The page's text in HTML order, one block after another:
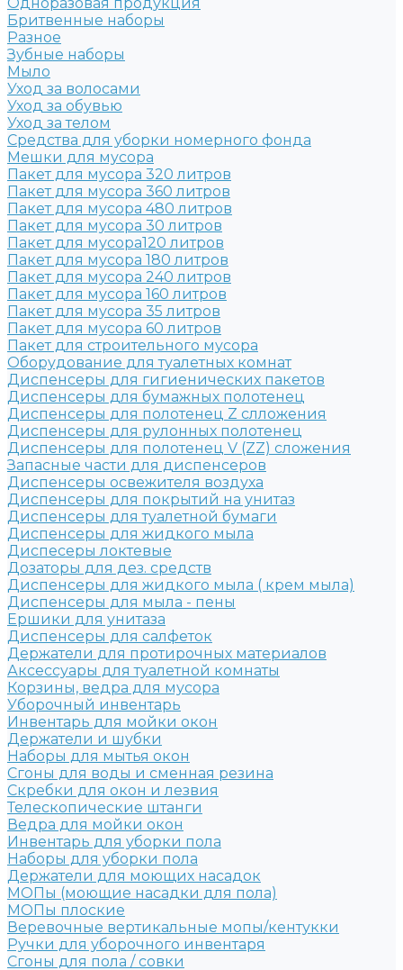
Бритвенные наборы
Разное
Зубные наборы
Мыло
Уход за волосами
Уход за обувью
Уход за телом
Средства для уборки номерного фонда
Мешки для мусора
Пакет для мусора 320 литров
Пакет для мусора 360 литров
Пакет для мусора 480 литров
Пакет для мусора 30 литров
Пакет для мусора120 литров
Пакет для мусора 180 литров
Пакет для мусора 240 литров
Пакет для мусора 160 литров
Пакет для мусора 35 литров
Пакет для мусора 60 литров
Пакет для строительного мусора
Оборудование для туалетных комнат
Диспенсеры для гигиенических пакетов
Диспенсеры для бумажных полотенец
Диспенсеры для полотенец Z слложения
Диспенсеры для рулонных полотенец
Диспенсеры для полотенец V (ZZ) сложения
Запасные части для диспенсеров
Диспенсеры освежителя воздуха
Диспенсеры для покрытий на унитаз
Диспенсеры для туалетной бумаги
Диспенсеры для жидкого мыла
Диспесеры локтевые
Дозаторы для дез. средств
Диспенсеры для жидкого мыла ( крем мыла)
Диспенсеры для мыла - пены
Ершики для унитаза
Диспенсеры для салфеток
Держатели для протирочных материалов
Аксессуары для туалетной комнаты
Корзины, ведра для мусора
Уборочный инвентарь
Инвентарь для мойки окон
Держатели и шубки
Наборы для мытья окон
Сгоны для воды и сменная резина
Скребки для окон и лезвия
Телескопические штанги
Ведра для мойки окон
Инвентарь для уборки пола
Наборы для уборки пола
Держатели для моющих насадок
МОПы (моющие насадки для пола)
МОПы плоские
Веревочные вертикальные мопы/кентукки
Ручки для уборочного инвентаря
Сгоны для пола / совки